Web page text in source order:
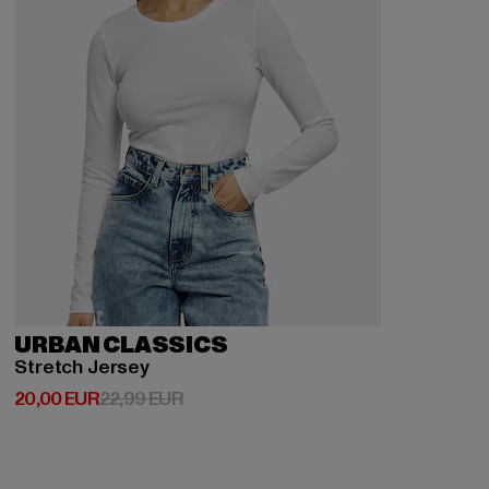
URBAN CLASSICS
Stretch Jersey
20,00 EUR
Derzeitiger Preis: 20,00 EUR
22,99 EURAktionspreis: 22,99 EUR